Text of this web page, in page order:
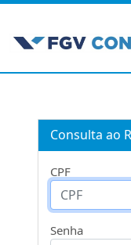
Consulta ao
CPF
Senha